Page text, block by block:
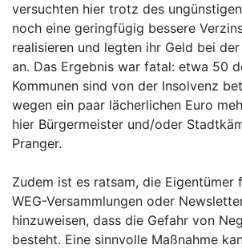
versuchten hier trotz des
noch eine geringfügig bessere
realisieren und legten ihr Geld bei
an. Das Ergebnis war fatal: etwa 50
Kommunen sind von der Insolvenz
wegen ein paar lächerlichen Euro
hier Bürgermeister und/oder
Pranger.
Zudem ist es ratsam, die Eigentümer
WEG-Versammlungen oder
hinzuweisen, dass die Gefahr von
besteht. Eine sinnvolle Maßnahme